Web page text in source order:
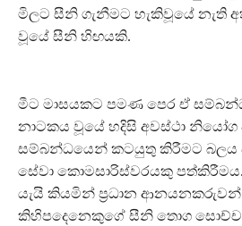
මිලට සීනි ගැනීමට හැකිවූයේ නැති
වූයේ සීනි හිඟයකි.
මීට මාසයකට පමණ පෙර ඒ
නාටකය වූයේ හදිසි අවස්ථා
සම්බන්ධයෙන් කටයුතු කිරීමට බලය
සේවා කොමසාරිස්වරයකු
යැයි කියමින් ප්‍රධාන
කිහිපදෙනෙකුගේ සීනි තොග